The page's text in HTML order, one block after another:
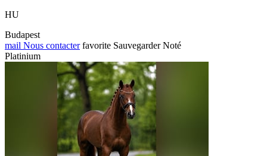
HU
Budapest
mail Nous contacter favorite Sauvegarder Noté
Platinium